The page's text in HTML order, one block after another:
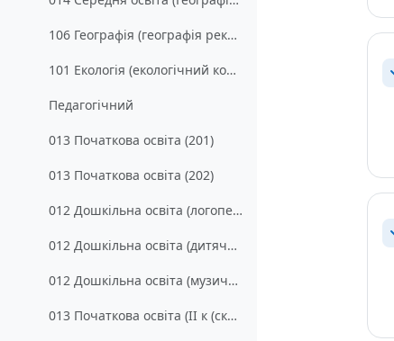
106 Географія (географія рекреації і туризму) (315)
101 Екологія (екологічний контроль та аудит) (316)
Педагогічний
013 Початкова освіта (201)
013 Початкова освіта (202)
012 Дошкільна освіта (логопедія) (371)
012 Дошкільна освіта (дитяча психологія) (381)
012 Дошкільна освіта (музичне виховання) (391)
013 Початкова освіта (ІІ к (скор))